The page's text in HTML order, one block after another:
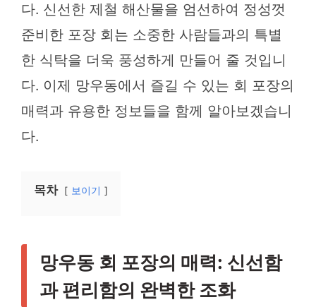
다. 신선한 제철 해산물을 엄선하여 정성껏
준비한 포장 회는 소중한 사람들과의 특별
한 식탁을 더욱 풍성하게 만들어 줄 것입니
다. 이제 망우동에서 즐길 수 있는 회 포장의
매력과 유용한 정보들을 함께 알아보겠습니
다.
목차 보이기
망우동 회 포장의 매력: 신선함
과 편리함의 완벽한 조화